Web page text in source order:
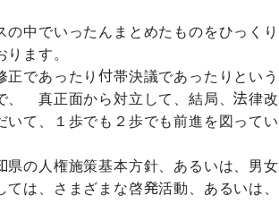
中でいったんまとめたものをひっくり
ます。
であったり付帯決議であったりという
、 真正面から対立して、結局、法律改
て、１歩でも２歩でも前進を図ってい
の人権施策基本方針、あるいは、男女
は、さまざまな啓発活動、あるいは、